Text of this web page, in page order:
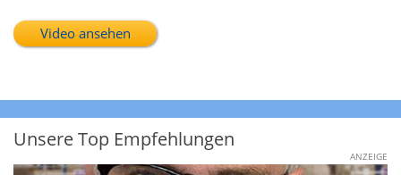
Video ansehen
Unsere Top Empfehlungen
ANZEIGE